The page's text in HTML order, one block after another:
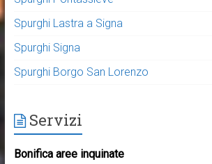
Spurghi Lastra a Signa
Spurghi Signa
Spurghi Borgo San Lorenzo
Servizi
Bonifica aree inquinate